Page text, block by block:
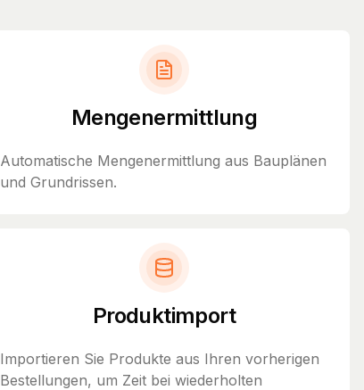
Mengenermittlung
Automatische Mengenermittlung aus Bauplänen
und Grundrissen.
Produktimport
Importieren Sie Produkte aus Ihren vorherigen
Bestellungen, um Zeit bei wiederholten